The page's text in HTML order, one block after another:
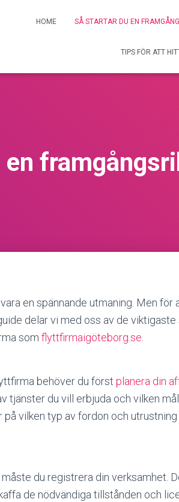
HOME SÅ STARTAR DU EN
TIPS FÖR ATT
en
en spännande utmaning. Men för
delar vi med oss av de
som flyttfirmaigöteborg.se
behöver du först planera din
tjänster du vill erbjuda och vilken
vilken typ av fordon och
du registrera din verksamhet.
de nödvändiga tillstånden och